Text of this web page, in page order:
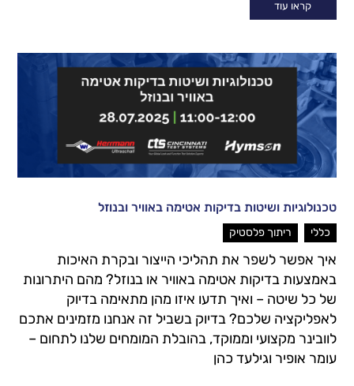
קראו עוד
טכנולוגיות ושיטות בדיקות אטימה באוויר ובנוזל
כללי ריתוך פלסטיק
איך אפשר לשפר את תהליכי הייצור ובקרת האיכות
באמצעות בדיקות אטימה באוויר או בנוזל? מהם היתרונות
של כל שיטה – ואיך תדעו איזו מהן מתאימה בדיוק
לאפליקציה שלכם? בדיוק בשביל זה אנחנו מזמינים אתכם
לוובינר מקצועי וממוקד, בהובלת המומחים שלנו לתחום –
עומר אופיר וגילעד כהן